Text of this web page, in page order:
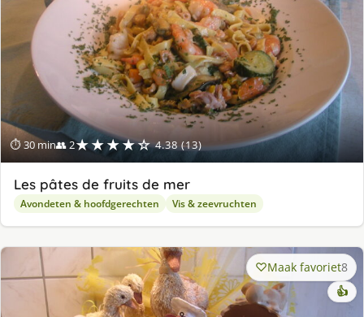
⏱ 30 min👥 2★★★★☆ 4.38 (13)
Les pâtes de fruits de mer
Avondeten & hoofdgerechten Vis & zeevruchten
Maak favoriet8
👍